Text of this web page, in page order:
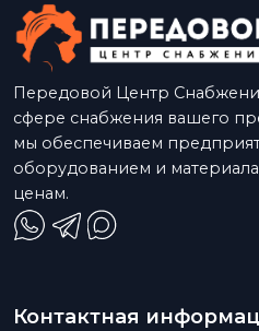
Передовой Центр
сфере снабжения вашего
мы обеспечиваем
оборудованием и
ценам.
Контактная